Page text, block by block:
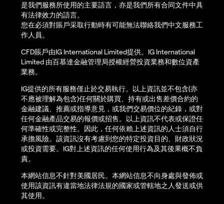
是我們服務所使用的主要語言，亦是我們所有合同文件中具
有法律效力的語言。
您在必須對賬戶采取行動時有可能無法聯絡我們中文服務工
作人員。
CFD賬戶由IG International Limited提供。IG International
Limited 由百慕達金融管理局授權經營投資業務和數位資產
業務。
IG提供的所有服務僅止於交易執行。以上資訊並不包含(亦
不應被理解為包含)任何關於購買、持有或出售差價合約的
金融建議、推薦或指導意見，或我們交易價位的紀錄，或對
任何金融產品交易的報價或招售。以上資訊不代表或保證任
何準確性或完整性。因此，任何依賴上述資訊的人士須自行
承擔風險。該資訊沒有考慮到您的特定投資目的、財政狀況
或投資需要。IG對上述資訊的任何使用行為及其後果概不負
責。
本網站信息不針對美國居民。本網站信息不向身處與發佈或
使用該資訊有違當地法律法規的國家或管轄地之人發送或供
其使用。